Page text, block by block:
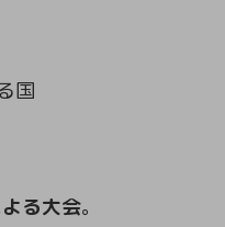
国
る大会。